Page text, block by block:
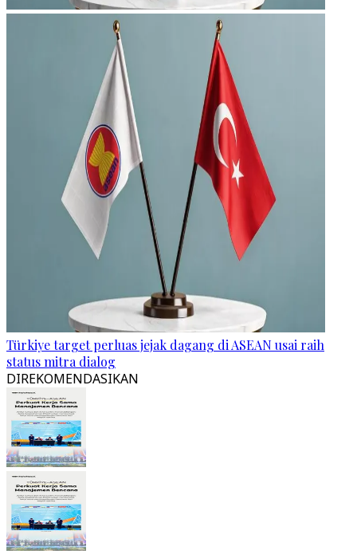
Türkiye target perluas jejak dagang di ASEAN usai raih
status mitra dialog
DIREKOMENDASIKAN